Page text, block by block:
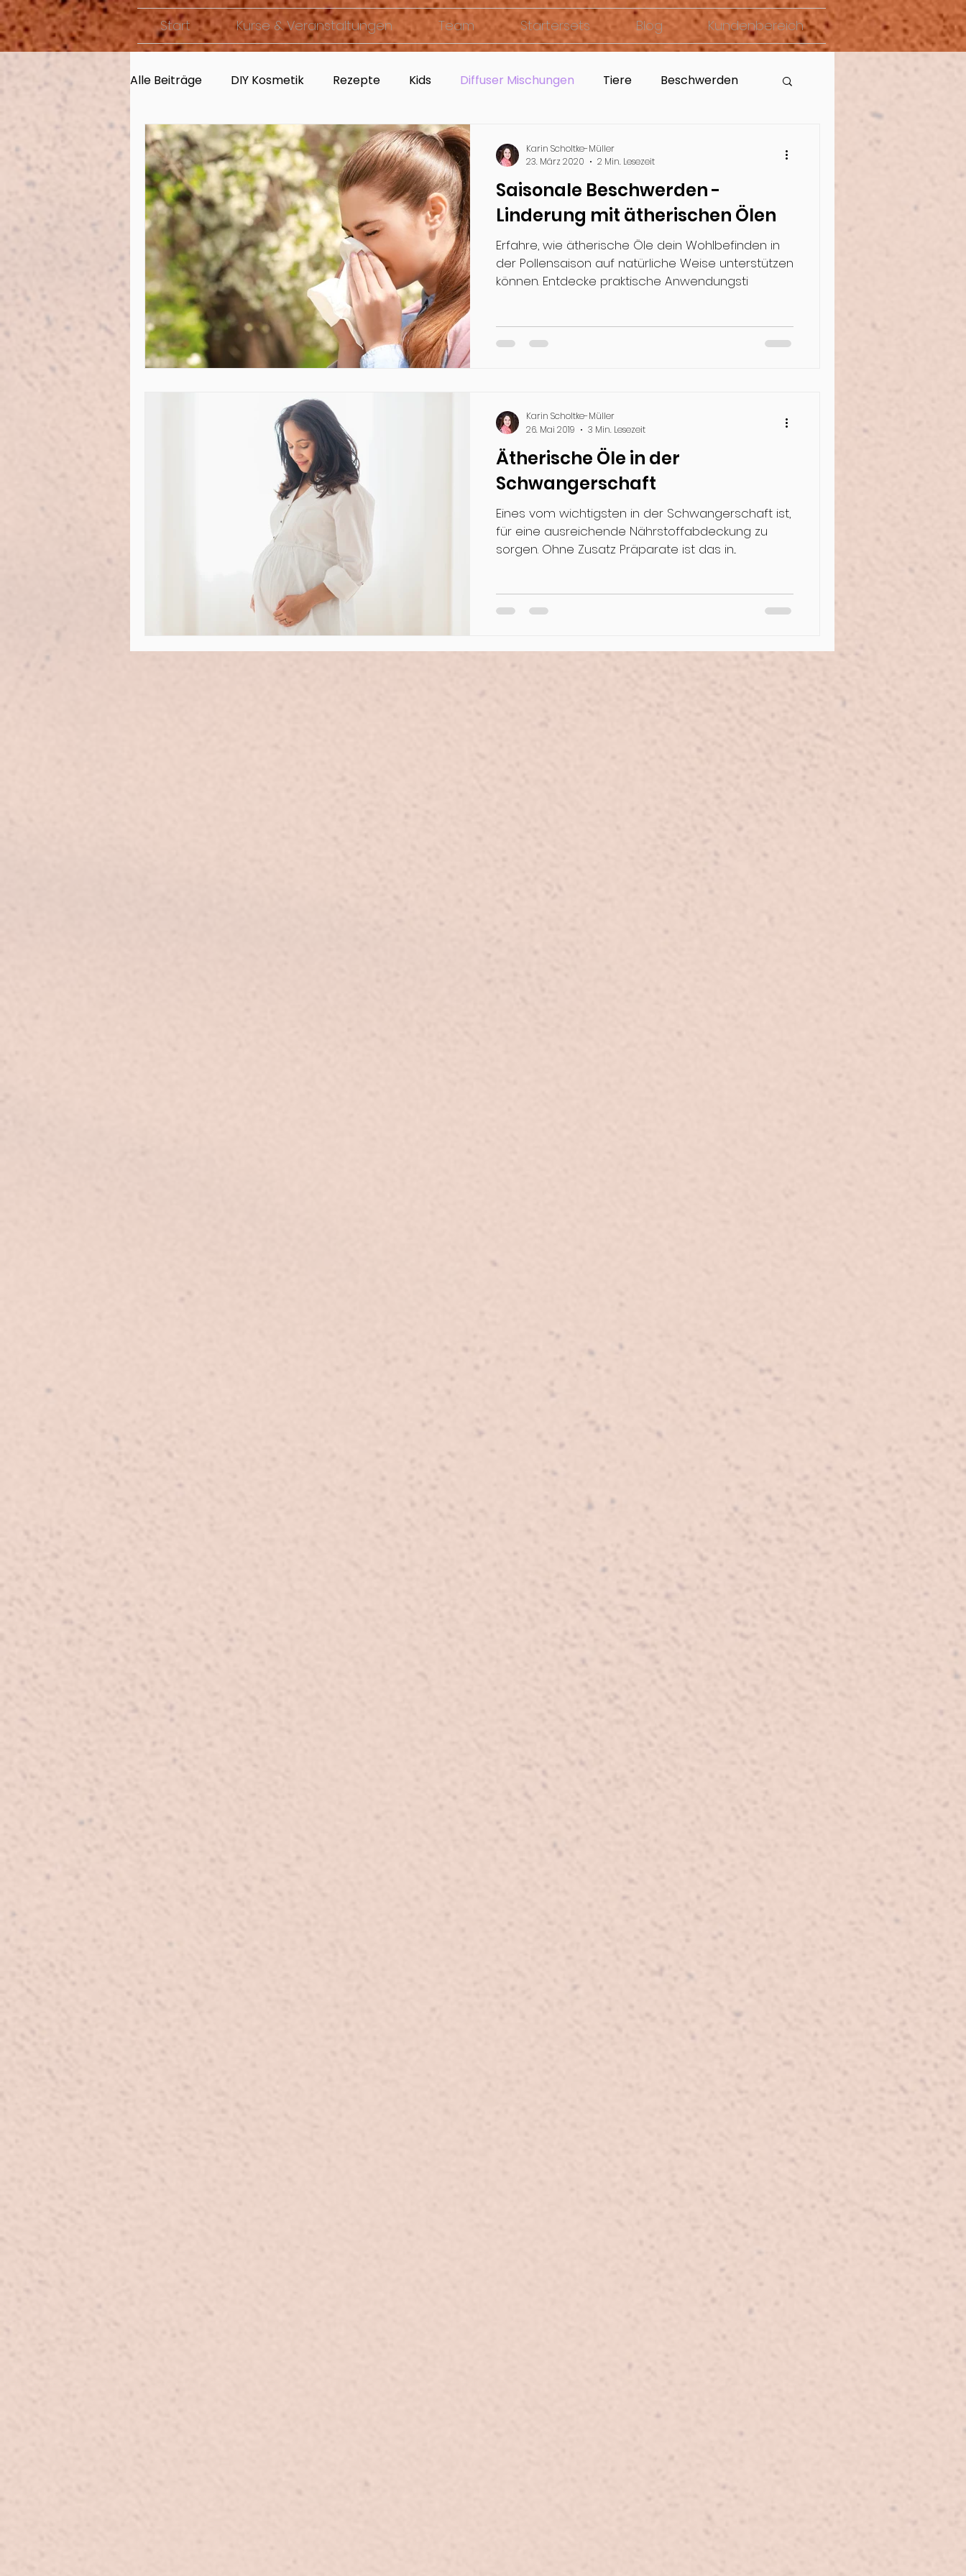
Start Kurse & Veranstaltungen Team Startersets Blog Kundenbereich
Alle Beiträge DIY Kosmetik Rezepte Kids Diffuser Mischungen Tiere Beschwerden
Saisonale Beschwerden -
Linderung mit ätherischen Ölen
Erfahre, wie ätherische Öle dein Wohlbefinden in
der Pollensaison auf natürliche Weise unterstützen
können. Entdecke praktische Anwendungsti
Karin Scholtke-Müller
23. März 2020
2 Min. Lesezeit
Ätherische Öle in der
Schwangerschaft
Eines vom wichtigsten in der Schwangerschaft ist,
für eine ausreichende Nährstoffabdeckung zu
sorgen. Ohne Zusatz Präparate ist das in...
Karin Scholtke-Müller
26. Mai 2019
3 Min. Lesezeit